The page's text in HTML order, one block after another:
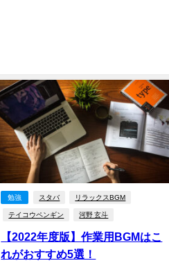
勉強 スタバ リラックスBGM
テイコウペンギン 河野 玄斗
【2022年度版】作業用BGMはこ
れがおすすめ5選！